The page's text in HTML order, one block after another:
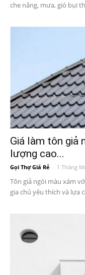
che nắng, mưa, gió bụi
Giá làm tôn giả
lượng cao...
Gọi Thợ Giá Rẻ - 1 Tháng
Tôn giả ngói màu xám
gia chủ yêu thích và lựa